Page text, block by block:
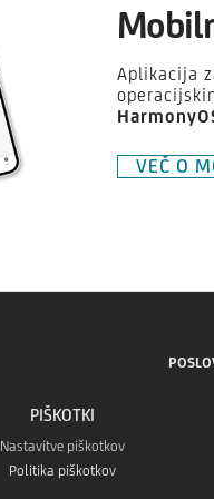
Aplikacija
VEČ O
PIŠKOTKI
Nastavitve piškotkov
Politika piškotkov